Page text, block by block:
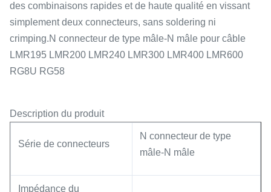
des combinaisons rapides et de haute qualité en vissant
simplement deux connecteurs, sans soldering ni
crimping.N connecteur de type mâle-N mâle pour câble
LMR195 LMR200 LMR240 LMR300 LMR400 LMR600
RG8U RG58
Description du produit
Série de connecteurs
N connecteur de type
mâle-N mâle
Impédance du